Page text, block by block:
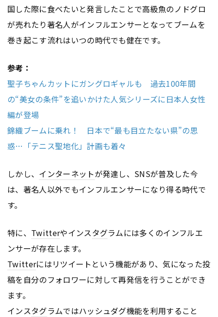
国した際に食べたいと発言したことで高級魚のノドグロ
が売れたり著名人がインフルエンサーとなってブームを
巻き起こす流れはいつの時代でも健在です。
参考：
聖子ちゃんカットにガングロギャルも 過去100年間
の“美女の条件”を追いかけた人気シリーズに日本人女性
編が登場
錦織ブームに乗れ！ 日本で“最も目立たない県”の思
惑…「テニス聖地化」計画も着々
しかし、 インターネットが発達し、SNSが普及した今
は、著名人以外でもインフルエンサーになり得る時代で
す。
特に、 Twitterやインスタグラムには多くのインフルエ
ンサーが存在します。
Twitterにはリツイートという機能があり、気になった投
稿を自分のフォロワーに対して再発信を行うことができ
ます。
インスタグラムではハッシュダグ機能を利用すること